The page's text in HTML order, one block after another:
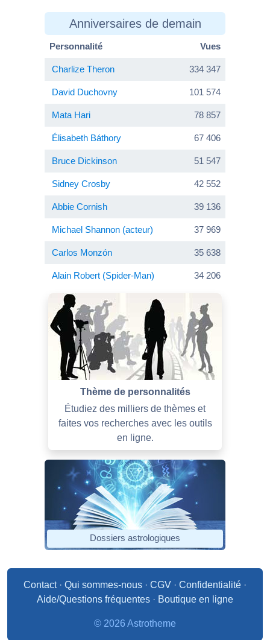
Anniversaires de demain
Personnalité Vues
Charlize Theron 334 347
David Duchovny 101 574
Mata Hari 78 857
Élisabeth Báthory 67 406
Bruce Dickinson 51 547
Sidney Crosby 42 552
Abbie Cornish 39 136
Michael Shannon (acteur) 37 969
Carlos Monzón 35 638
Alain Robert (Spider-Man) 34 206
Thème de personnalités
Étudiez des milliers de thèmes et
faites vos recherches avec les outils
en ligne.
Dossiers astrologiques
Contact· Qui sommes-nous · CGV · Confidentialité ·
Aide/Questions fréquentes · Boutique en ligne
© 2026 Astrotheme